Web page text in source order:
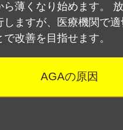
薄くなり始めます。
しますが、医療機関で
改善を目指せます。
AGAの原因